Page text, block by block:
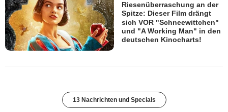
Riesenüberraschung an der
Spitze: Dieser Film drängt
sich VOR "Schneewittchen"
und "A Working Man" in den
deutschen Kinocharts!
13 Nachrichten und Specials